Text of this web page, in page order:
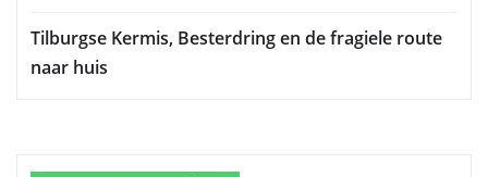
Tilburgse Kermis, Besterdring en de fragiele route
naar huis